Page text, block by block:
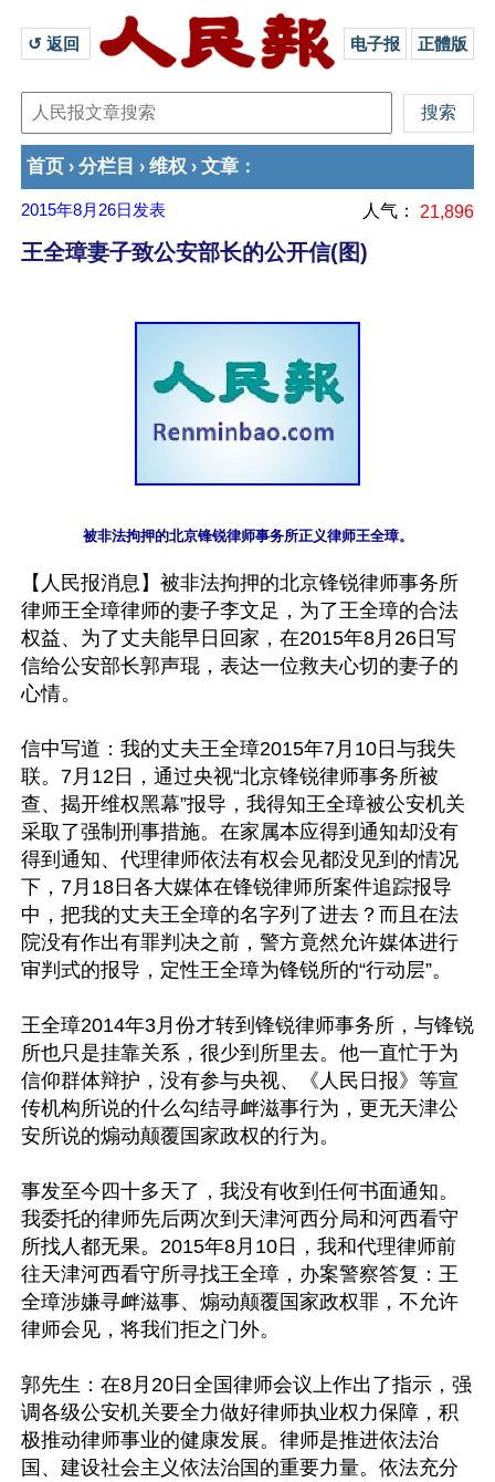
↺ 返回 电子报 正體版
首页 › 分栏目 › 维权 › 文章 ：
2015年8月26日 发表 人气： 21,896
王全璋妻子致公安部长的公开信(图)
【人民报消息】被非法拘押的北京锋锐律师事务所
律师王全璋律师的妻子李文足，为了王全璋的合法
权益、为了丈夫能早日回家，在2015年8月26日写
信给公安部长郭声琨，表达一位救夫心切的妻子的
心情。
信中写道：我的丈夫王全璋2015年7月10日与我失
联。7月12日，通过央视“北京锋锐律师事务所被
查、揭开维权黑幕”报导，我得知王全璋被公安机关
采取了强制刑事措施。在家属本应得到通知却没有
得到通知、代理律师依法有权会见都没见到的情况
下，7月18日各大媒体在锋锐律师所案件追踪报导
中，把我的丈夫王全璋的名字列了进去？而且在法
院没有作出有罪判决之前，警方竟然允许媒体进行
审判式的报导，定性王全璋为锋锐所的“行动层”。
王全璋2014年3月份才转到锋锐律师事务所，与锋锐
所也只是挂靠关系，很少到所里去。他一直忙于为
信仰群体辩护，没有参与央视、《人民日报》等宣
传机构所说的什么勾结寻衅滋事行为，更无天津公
安所说的煽动颠覆国家政权的行为。
事发至今四十多天了，我没有收到任何书面通知。
我委托的律师先后两次到天津河西分局和河西看守
所找人都无果。2015年8月10日，我和代理律师前
往天津河西看守所寻找王全璋，办案警察答复：王
全璋涉嫌寻衅滋事、煽动颠覆国家政权罪，不允许
律师会见，将我们拒之门外。
郭先生：在8月20日全国律师会议上作出了指示，强
调各级公安机关要全力做好律师执业权力保障，积
极推动律师事业的健康发展。律师是推进依法治
国、建设社会主义依法治国的重要力量。依法充分